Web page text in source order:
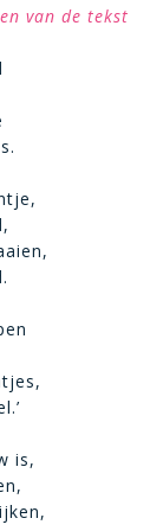
van de tekst
is,